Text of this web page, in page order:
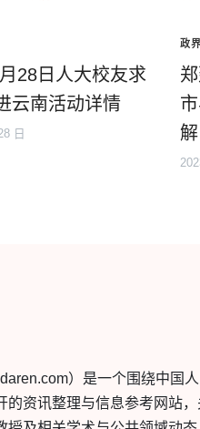
28日人大校友求
云南活动详情
日
政
解
）是一个围绕中国
的资讯整理与信息参考网站，